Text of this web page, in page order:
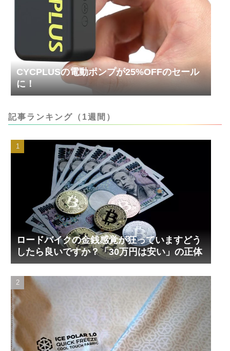
CYCPLUSの電動ポンプが25%OFFのセール
に！
記事ランキング（1週間）
ロードバイクの金銭感覚が狂っていますどう
したら良いですか？「30万円は安い」の正体